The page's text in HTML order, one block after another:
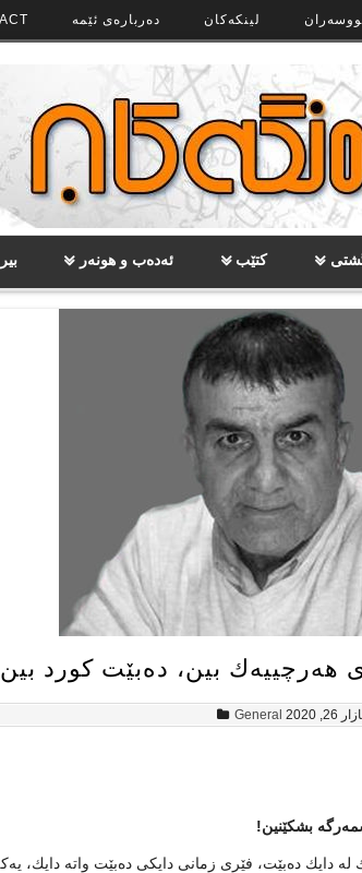
لینکەکان دەربارەی ئێمە
کتێب ئەدەب و هونەر
هه‌رچییه‌ك بین، ده‌بێت كورد
26, 2020
General
بشكێنین!
له‌ دایك ده‌بێت، فێری زمانی دایكی ده‌بێت واته‌